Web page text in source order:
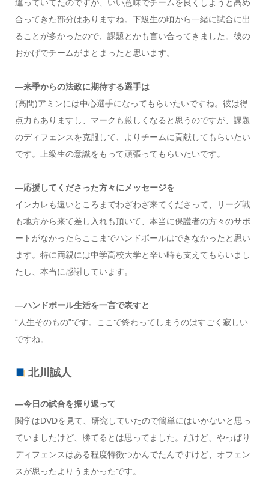
違っていてたのですが、いい意味でチームを良くしようと高め
合ってきた部分はありますね。下級生の頃から一緒に試合に出
ることが多かったので、課題とかも言い合ってきました。彼の
おかげでチームがまとまったと思います。
―来季からの法政に期待する選手は
(高間)アミンには中心選手になってもらいたいですね。彼は得
点力もありますし、マークも厳しくなると思うのですが、課題
のディフェンスを克服して、よりチームに貢献してもらいたい
です。上級生の意識をもって頑張ってもらいたいです。
―応援してくださった方々にメッセージを
インカレも遠いところまでわざわざ来てくださって、リーグ戦
も地方から来て差し入れも頂いて、本当に保護者の方々のサポ
ートがなかったらここまでハンドボールはできなかったと思い
ます。特に両親には中学高校大学と辛い時も支えてもらいまし
たし、本当に感謝しています。
―ハンドボール生活を一言で表すと
“人生そのもの”です。ここで終わってしまうのはすごく寂しい
ですね。
北川誠人
―今日の試合を振り返って
関学はDVDを見て、研究していたので簡単にはいかないと思っ
ていましたけど、勝てるとは思ってました。だけど、やっぱり
ディフェンスはある程度特徴つかんでたんですけど、オフェン
スが思ったよりうまかったです。